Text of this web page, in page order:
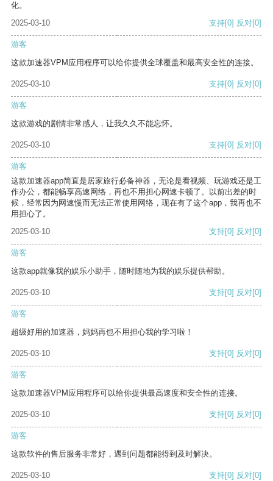
化。
2025-03-10
支持[0] 反对[0]
游客
这款加速器VPM应用程序可以给你提供全球覆盖和最高安全性的连接。
2025-03-10 支持[0] 反对[0]
游客
这款游戏的剧情非常感人，让我久久不能忘怀。
2025-03-10 支持[0] 反对[0]
游客
这款加速器app简直是居家旅行必备神器，无论是看视频、玩游戏还是工
作办公，都能畅享高速网络，再也不用担心网速卡顿了。以前出差的时
候，经常因为网速慢而无法正常使用网络，现在有了这个app，我再也不
用担心了。
2025-03-10
支持[0] 反对[0]
游客
这款app就像我的娱乐小助手，随时随地为我的娱乐提供帮助。
2025-03-10 支持[0] 反对[0]
游客
超级好用的加速器，妈妈再也不用担心我的学习啦！
2025-03-10 支持[0] 反对[0]
游客
这款加速器VPM应用程序可以给你提供最高速度和安全性的连接。
2025-03-10 支持[0] 反对[0]
游客
这款软件的售后服务非常好，遇到问题都能得到及时解决。
2025-03-10 支持[0] 反对[0]